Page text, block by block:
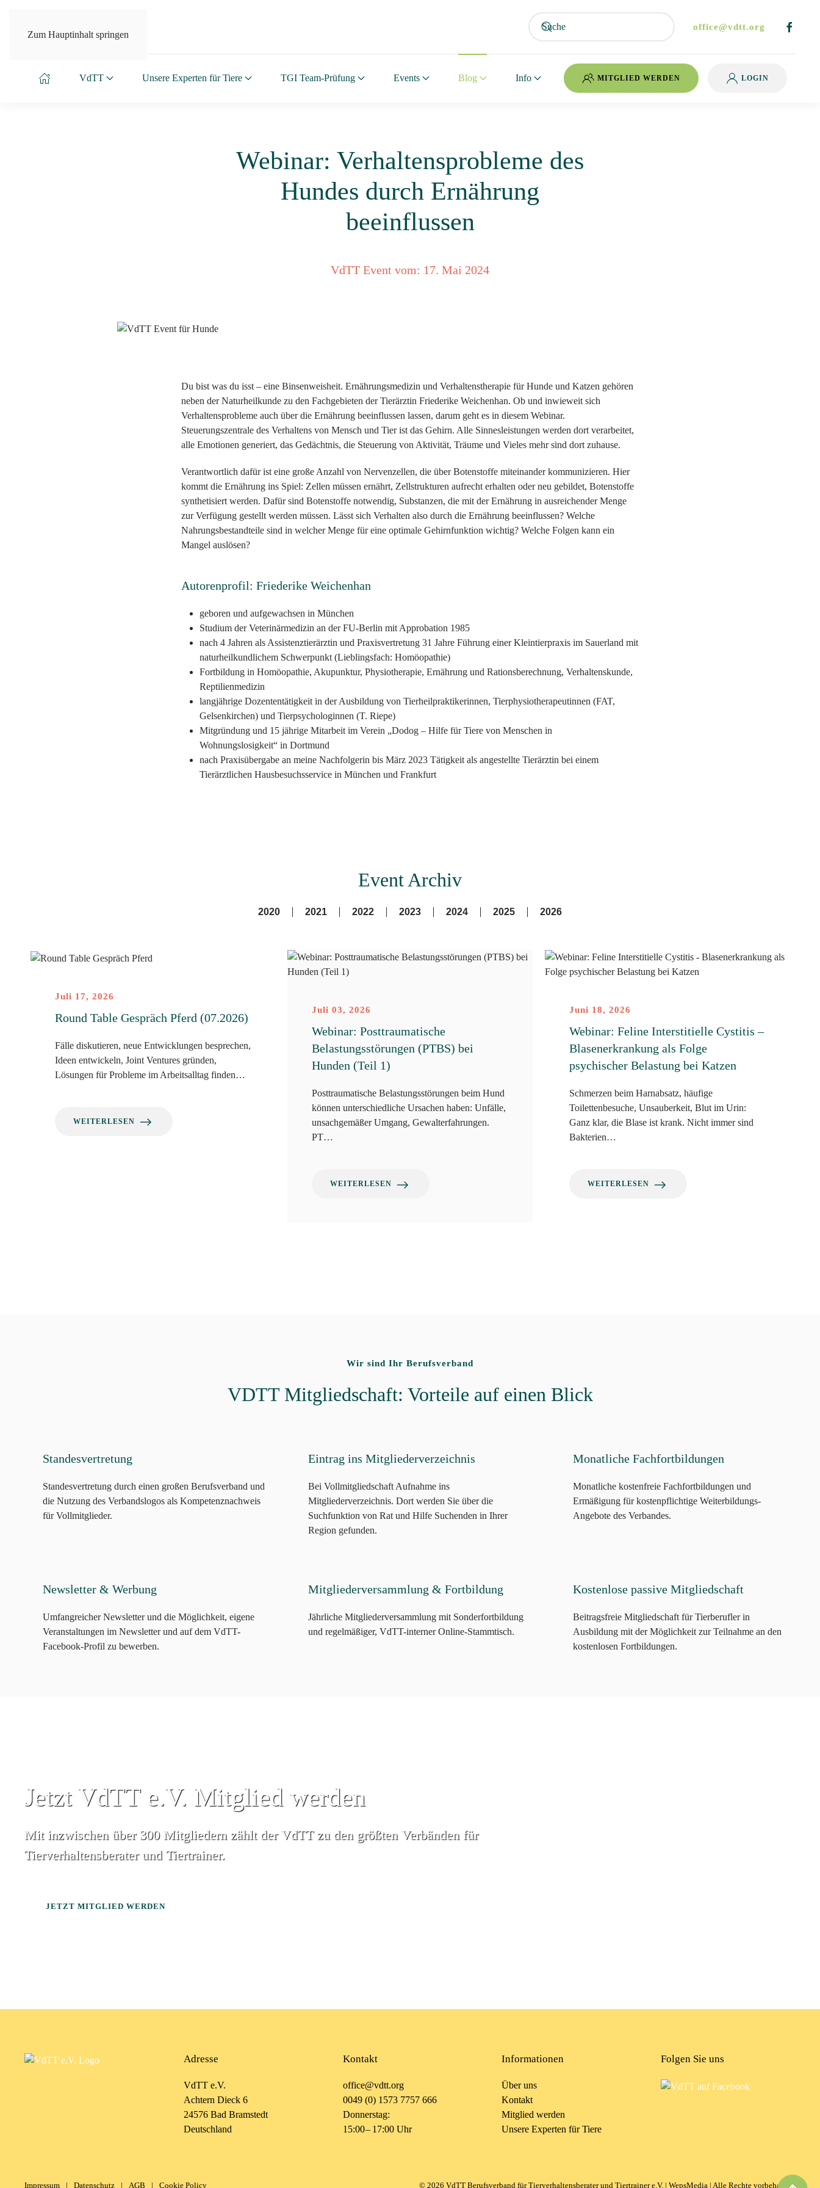
Zum Hauptinhalt springen
office@vdtt.org
VdTT Unsere Experten für Tiere TGI Team-Prüfung Events Blog Info MITGLIED WERDEN LOGIN
Webinar: Verhaltensprobleme des
Hundes durch Ernährung
beeinflussen
VdTT Event vom: 17. Mai 2024
Du bist was du isst – eine Binsenweisheit. Ernährungsmedizin und Verhaltenstherapie für Hunde und Katzen gehören
neben der Naturheilkunde zu den Fachgebieten der Tierärztin Friederike Weichenhan. Ob und inwieweit sich
Verhaltensprobleme auch über die Ernährung beeinflussen lassen, darum geht es in diesem Webinar.
Steuerungszentrale des Verhaltens von Mensch und Tier ist das Gehirn. Alle Sinnesleistungen werden dort verarbeitet,
alle Emotionen generiert, das Gedächtnis, die Steuerung von Aktivität, Träume und Vieles mehr sind dort zuhause.
Verantwortlich dafür ist eine große Anzahl von Nervenzellen, die über Botenstoffe miteinander kommunizieren. Hier
kommt die Ernährung ins Spiel: Zellen müssen ernährt, Zellstrukturen aufrecht erhalten oder neu gebildet, Botenstoffe
synthetisiert werden. Dafür sind Botenstoffe notwendig, Substanzen, die mit der Ernährung in ausreichender Menge
zur Verfügung gestellt werden müssen. Lässt sich Verhalten also durch die Ernährung beeinflussen? Welche
Nahrungsbestandteile sind in welcher Menge für eine optimale Gehirnfunktion wichtig? Welche Folgen kann ein
Mangel auslösen?
Autorenprofil: Friederike Weichenhan
geboren und aufgewachsen in München
Studium der Veterinärmedizin an der FU-Berlin mit Approbation 1985
nach 4 Jahren als Assistenztierärztin und Praxisvertretung 31 Jahre Führung einer Kleintierpraxis im Sauerland mit
naturheilkundlichem Schwerpunkt (Lieblingsfach: Homöopathie)
Fortbildung in Homöopathie, Akupunktur, Physiotherapie, Ernährung und Rationsberechnung, Verhaltenskunde,
Reptilienmedizin
langjährige Dozententätigkeit in der Ausbildung von Tierheilpraktikerinnen, Tierphysiotherapeutinnen (FAT,
Gelsenkirchen) und Tierpsychologinnen (T. Riepe)
Mitgründung und 15 jährige Mitarbeit im Verein „Dodog – Hilfe für Tiere von Menschen in
Wohnungslosigkeit“ in Dortmund
nach Praxisübergabe an meine Nachfolgerin bis März 2023 Tätigkeit als angestellte Tierärztin bei einem
Tierärztlichen Hausbesuchsservice in München und Frankfurt
Event Archiv
2020 2021 2022 2023 2024 2025 2026
Juli 17, 2026
Round Table Gespräch Pferd (07.2026)
Fälle diskutieren, neue Entwicklungen besprechen,
Ideen entwickeln, Joint Ventures gründen,
Lösungen für Probleme im Arbeitsalltag finden…
WEITERLESEN
Juli 03, 2026
Webinar: Posttraumatische
Belastungsstörungen (PTBS) bei
Hunden (Teil 1)
Posttraumatische Belastungsstörungen beim Hund
können unterschiedliche Ursachen haben: Unfälle,
unsachgemäßer Umgang, Gewalterfahrungen.
PT…
WEITERLESEN
Juni 18, 2026
Webinar: Feline Interstitielle Cystitis –
Blasenerkrankung als Folge
psychischer Belastung bei Katzen
Schmerzen beim Harnabsatz, häufige
Toilettenbesuche, Unsauberkeit, Blut im Urin:
Ganz klar, die Blase ist krank. Nicht immer sind
Bakterien…
WEITERLESEN
Wir sind Ihr Berufsverband
VDTT Mitgliedschaft: Vorteile auf einen Blick
Standesvertretung
Standesvertretung durch einen großen Berufsverband und
die Nutzung des Verbandslogos als Kompetenznachweis
für Vollmitglieder.
Eintrag ins Mitgliederverzeichnis
Bei Vollmitgliedschaft Aufnahme ins
Mitgliederverzeichnis. Dort werden Sie über die
Suchfunktion von Rat und Hilfe Suchenden in Ihrer
Region gefunden.
Monatliche Fachfortbildungen
Monatliche kostenfreie Fachfortbildungen und
Ermäßigung für kostenpflichtige Weiterbildungs-
Angebote des Verbandes.
Newsletter & Werbung
Umfangreicher Newsletter und die Möglichkeit, eigene
Veranstaltungen im Newsletter und auf dem VdTT-
Facebook-Profil zu bewerben.
Mitgliederversammlung & Fortbildung
Jährliche Mitgliederversammlung mit Sonderfortbildung
und regelmäßiger, VdTT-interner Online-Stammtisch.
Kostenlose passive Mitgliedschaft
Beitragsfreie Mitgliedschaft für Tierberufler in
Ausbildung mit der Möglichkeit zur Teilnahme an den
kostenlosen Fortbildungen.
Jetzt VdTT e.V. Mitglied werden
Mit inzwischen über 300 Mitgliedern zählt der VdTT zu den größten Verbänden für
Tierverhaltensberater und Tiertrainer.
JETZT MITGLIED WERDEN
Adresse
VdTT e.V.
Achtern Dieck 6
24576 Bad Bramstedt
Deutschland
Informationen
Über uns
Kontakt
Mitglied werden
Unsere Experten für Tiere
Kontakt
office@vdtt.org
0049 (0) 1573 7757 666
Donnerstag:
15:00 – 17:00 Uhr
Folgen Sie uns
Impressum | Datenschutz | AGB | Cookie Policy ©2026 VdTT Berufsverband für Tierverhaltensberater und Tiertrainer e.V. |WepsMedia | Alle Rechte vorbehalten!